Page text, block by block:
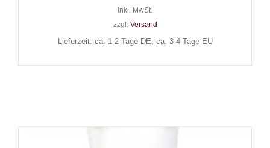
Inkl. MwSt.
zzgl. Versand
Lieferzeit: ca. 1-2 Tage DE, ca. 3-4 Tage EU